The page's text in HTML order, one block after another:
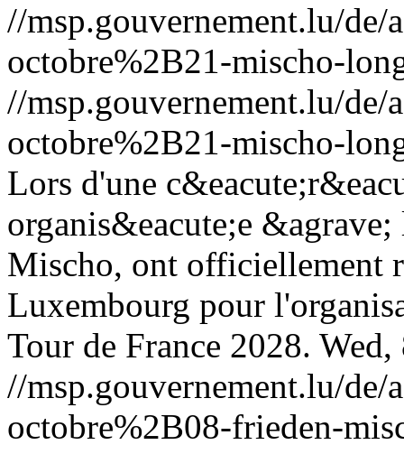
//msp.gouvernement.lu/
octobre%2B21-mischo-
//msp.gouvernement.lu/
octobre%2B21-mischo-
Lors d'une
organis&eacute;e
Mischo, ont officiellement
Luxembourg pour
Tour de France 2028. Wed,
//msp.gouvernement.lu/
octobre%2B08-frieden-